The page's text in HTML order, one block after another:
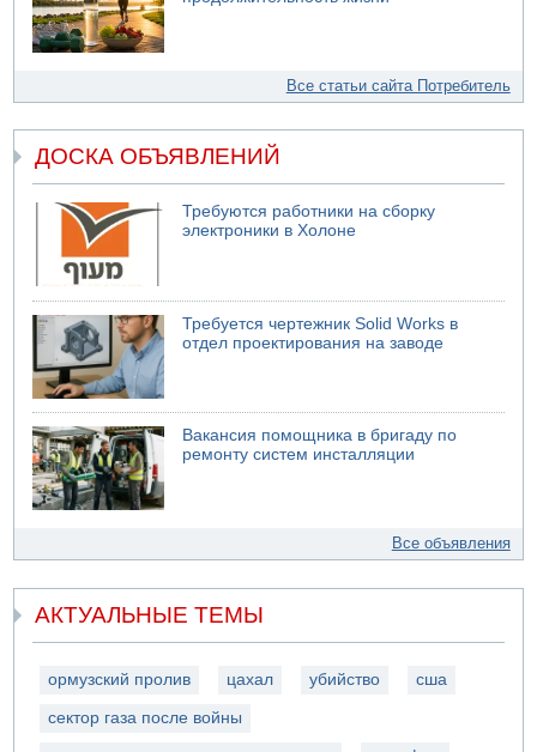
Все статьи сайта Потребитель
ДОСКА ОБЪЯВЛЕНИЙ
Требуются работники на сборку
электроники в Холоне
Требуется чертежник Solid Works в
отдел проектирования на заводе
Вакансия помощника в бригаду по
ремонту систем инсталляции
Все объявления
АКТУАЛЬНЫЕ ТЕМЫ
ормузский пролив цахал убийство сша
сектор газа после войны